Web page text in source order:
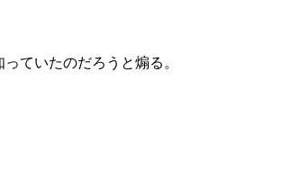
ていたのだろうと煽る。